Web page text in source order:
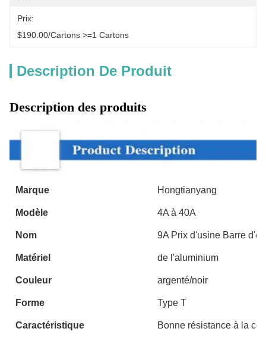
Prix:
$190.00/cartons >=1 Cartons
Description De Produit
Description des produits
Marque Hongtianyang
Modèle 4A à 40A
Nom 9A Prix d'usine Barre
Matériel de l'aluminium
Couleur argenté/noir
Forme Type T
Caractéristique Bonne résistance à la